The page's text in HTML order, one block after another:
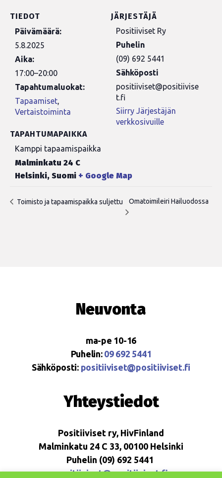
TIEDOT
Päivämäärä:
5.8.2025
Aika:
17:00–20:00
Tapahtumaluokat:
Tapaamiset,
Vertaistoiminta
TAPAHTUMAPAIKKA
Kamppi tapaamispaikka
Malminkatu 24 C
Helsinki, Suomi + Google Map
JÄRJESTÄJÄ
Positiiviset Ry
Puhelin
(09) 692 5441
Sähköposti
positiiviset@positiivise
t.fi
Siirry Järjestäjän
verkkosivuille
Toimisto ja tapaamispaikka suljettu Omatoimileiri Hailuodossa
Neuvonta
ma-pe 10-16
Puhelin: 09 692 5441
Sähköposti: positiiviset@positiiviset.fi
Yhteystiedot
Positiiviset ry, HivFinland
Malminkatu 24 C 33, 00100 Helsinki
Puhelin (09) 692 5441
positiiviset@positiiviset.fi